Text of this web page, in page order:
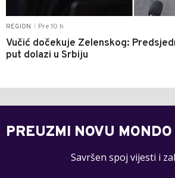
REGION Pre 10 h
Vučić dočekuje Zelenskog:
put dolazi u Srbiju
PREUZMI NOVU
Savršen spoj vijesti i